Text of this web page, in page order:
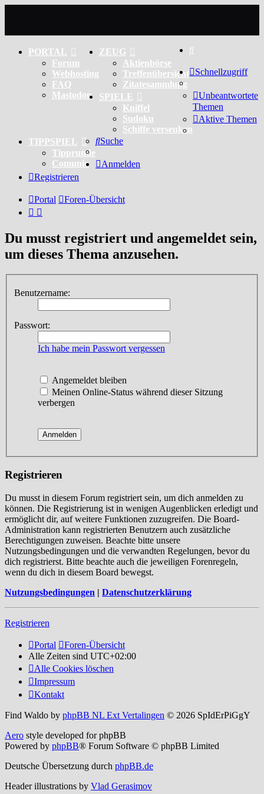
PORTAL
Forum
Webhosting
FAQ
Mastodon
ZEUG
Aktienbörse
Treffenübersicht
Zitatesammlung
SPIELE
Kniffel
Sudoku
Schiffe versenken
TIPPSPIEL
Tipprunde
Comunio
Schnellzugriff
Unbeantwortete
Themen
Aktive Themen
Suche
Anmelden
Registrieren
Portal Foren-Übersicht
Du musst registriert und angemeldet sein,
um dieses Thema anzusehen.
Benutzername:
Passwort:
Ich habe mein Passwort vergessen
Angemeldet bleiben
Meinen Online-Status während dieser Sitzung
verbergen
Registrieren
Du musst in diesem Forum registriert sein, um dich anmelden zu
können. Die Registrierung ist in wenigen Augenblicken erledigt und
ermöglicht dir, auf weitere Funktionen zuzugreifen. Die Board-
Administration kann registrierten Benutzern auch zusätzliche
Berechtigungen zuweisen. Beachte bitte unsere
Nutzungsbedingungen und die verwandten Regelungen, bevor du
dich registrierst. Bitte beachte auch die jeweiligen Forenregeln,
wenn du dich in diesem Board bewegst.
Nutzungsbedingungen | Datenschutzerklärung
Registrieren
Portal
Foren-Übersicht
Alle Zeiten sind UTC+02:00
Alle Cookies löschen
Impressum
Kontakt
Find Waldo by phpBB NL Ext Vertalingen © 2026 SpIdErPiGgY
Aero style developed for phpBB
Powered by phpBB® Forum Software © phpBB Limited
Deutsche Übersetzung durch phpBB.de
Header illustrations by Vlad Gerasimov